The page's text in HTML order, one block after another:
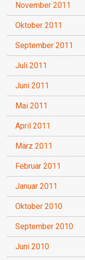
November 2011
Oktober 2011
September 2011
Juli 2011
Juni 2011
Mai 2011
April 2011
März 2011
Februar 2011
Januar 2011
Oktober 2010
September 2010
Juni 2010